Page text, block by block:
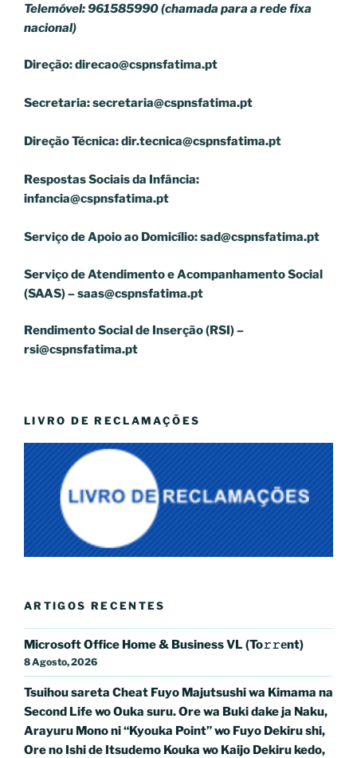
Telemóvel: 961585990 (chamada para a rede fixa
nacional)
Direção:direcao@cspnsfatima.pt
Secretaria:secretaria@cspnsfatima.pt
Direção Técnica:dir.tecnica@cspnsfatima.pt
Respostas Sociais da Infância:
infancia@cspnsfatima.pt
Serviço de Apoio ao Domicílio:sad@cspnsfatima.pt
Serviço de Atendimento e Acompanhamento Social
(SAAS) –saas@cspnsfatima.pt
Rendimento Social de Inserção (RSI) –
rsi@cspnsfatima.pt
LIVRO DE RECLAMAÇÕES
ARTIGOS RECENTES
Microsoft Office Home & Business VL (To𝚛𝚛еnt)
8 Agosto, 2026
Tsuihou sareta Cheat Fuyo Majutsushi wa Kimama na
Second Life wo Ouka suru. Ore wa Buki dake ja Naku,
Arayuru Mono ni “Kyouka Point” wo Fuyo Dekiru shi,
Ore no Ishi de Itsudemo Kouka wo Kaijo Dekiru kedo,